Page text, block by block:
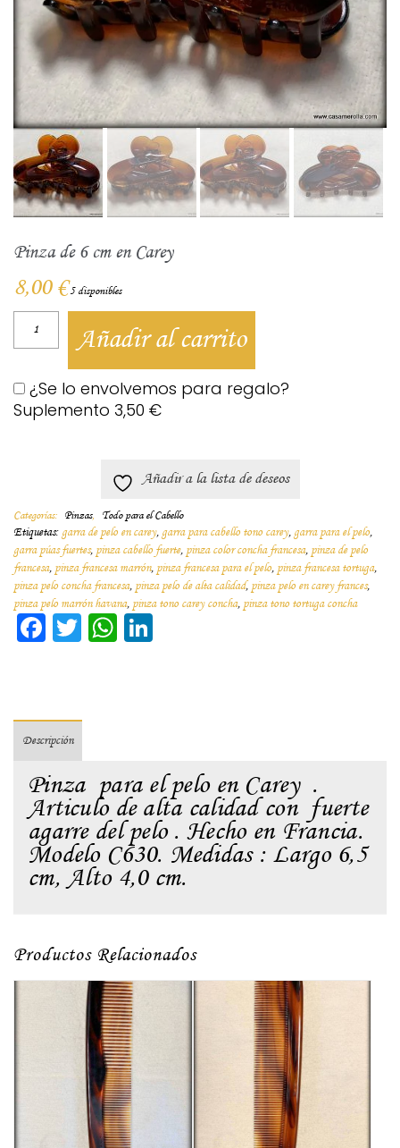
Pinza de 6 cm en Carey
8,00 € 5 disponibles
Añadir al carrito
¿Se lo envolvemos para regalo?
Suplemento 3,50 €
Añadir a la lista de deseos
Categorías: Pinzas, Todo para el Cabello
Etiquetas: garra de pelo en carey, garra para cabello tono carey, garra para el pelo,
garra púas fuertes, pinza cabello fuerte, pinza color concha francesa, pinza de pelo
francesa, pinza francesa marrón, pinza francesa para el pelo, pinza francesa tortuga,
pinza pelo concha francesa, pinza pelo de alta calidad, pinza pelo en carey frances,
pinza pelo marrón havana, pinza tono carey concha, pinza tono tortuga concha
Facebook
TwitterWhatsApp
Descripción
Pinza para el pelo en Carey .
Articulo de alta calidad con fuerte
agarre del pelo . Hecho en Francia.
Modelo C630. Medidas : Largo 6,5
cm, Alto 4,0 cm.
Productos Relacionados